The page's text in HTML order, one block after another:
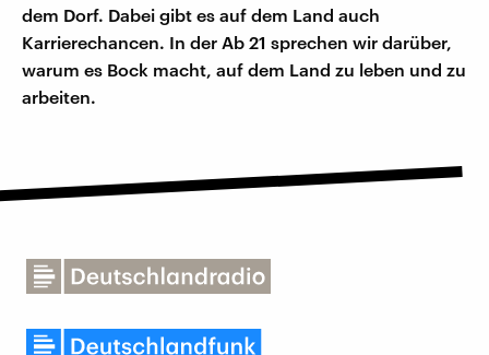
dem Dorf. Dabei gibt es auf dem Land auch
Karrierechancen. In der Ab 21 sprechen wir darüber,
warum es Bock macht, auf dem Land zu leben und zu
arbeiten.